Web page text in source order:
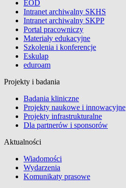
EOD
Intranet archiwalny SKHS
Intranet archiwalny SKPP
Portal pracowniczy
Materiały edukacyjne
Szkolenia i konferencje
Eskulap
eduroam
Projekty i badania
Badania kliniczne
Projekty naukowe i innowacyjne
Projekty infrastrukturalne
Dla partnerów i sponsorów
Aktualności
Wiadomości
Wydarzenia
Komunikaty prasowe